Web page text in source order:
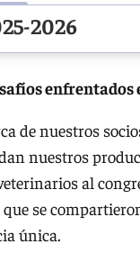
2026
enfrentados
de nuestros
nuestros
al
se
única.